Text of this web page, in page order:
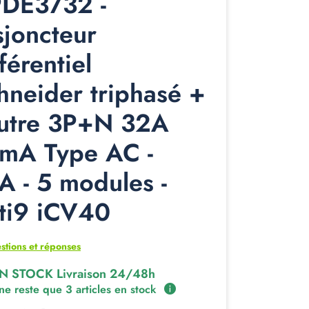
triphasé +
3P+N 32A
Type AC -
- 5 modules -
iCV40
et réponses
STOCK Livraison 24/48h
reste que 3 articles en stock